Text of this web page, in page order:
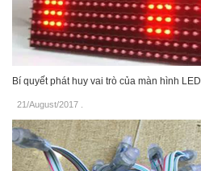
Bí quyết phát huy vai trò của màn hình LED
21/August/2017